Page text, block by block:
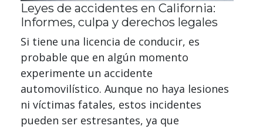
Leyes de accidentes en California:
Informes, culpa y derechos legales
Si tiene una licencia de conducir, es
probable que en algún momento
experimente un accidente
automovilístico. Aunque no haya lesiones
ni víctimas fatales, estos incidentes
pueden ser estresantes, ya que